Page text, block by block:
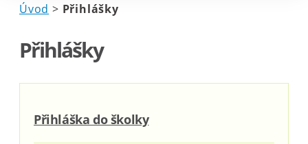
Úvod > Přihlášky
Přihlášky
Přihláška do školky